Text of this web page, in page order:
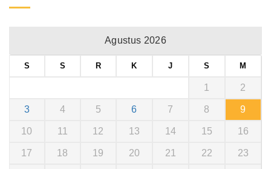
Agustus 2026
S S R K J S M
1 2
3 4 5 6 7 8 9
10 11 12 13 14 15 16
17 18 19 20 21 22 23